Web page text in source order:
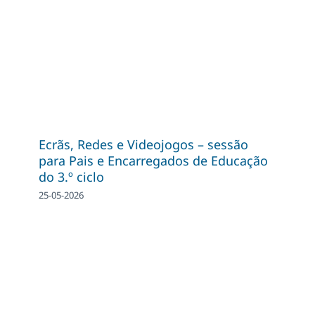
Ecrãs, Redes e Videojogos – sessão
para Pais e Encarregados de Educação
do 3.º ciclo
25-05-2026